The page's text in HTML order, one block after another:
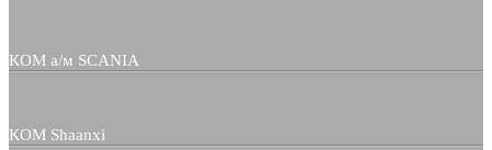
КОМ а/м SCANIA
КОМ Shaanxi